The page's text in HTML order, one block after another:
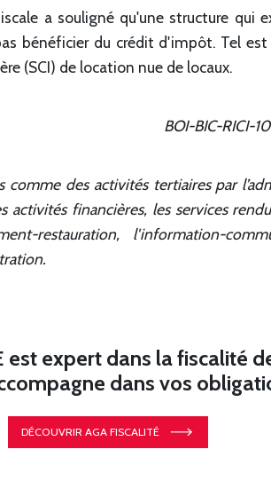
a souligné qu'une structure qui
bénéficier du crédit d'impôt. Tel est
(SCI) de location nue de locaux.
BOI-BIC-RICI-
comme des activités tertiaires par
activités financières, les services
restauration, l'information-
est expert dans la fiscalité
dans vos
DÉCOUVRIR AGA FISCALITÉ